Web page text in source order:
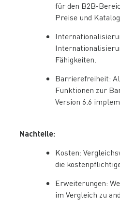
für den B2B-
Preise und
Fähigkeiten.
Barrierefreiheit:
Funktionen zur
Version 6.6
Nachteile:
Kosten:
die
Erweiterungen:
im Vergleich zu